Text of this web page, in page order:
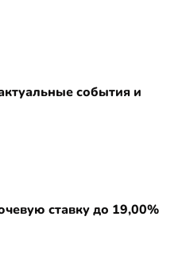
события и
ставку до 19,00%